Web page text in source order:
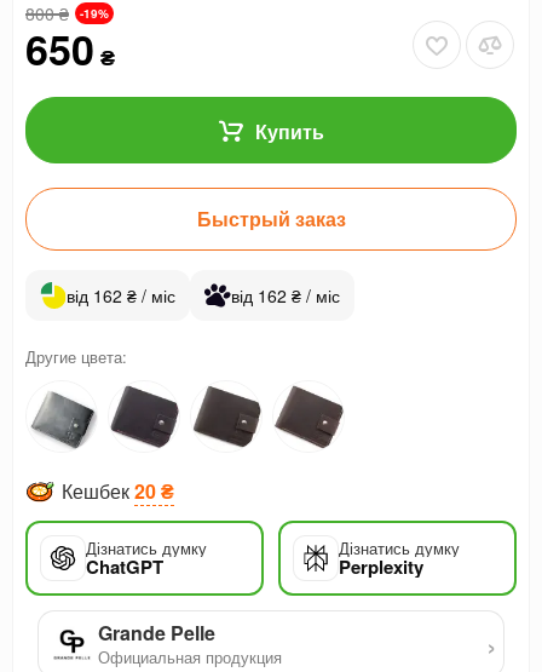
800₴ -19%
650 ₴
Купить
Быстрый заказ
від 162 ₴ / міс від 162 ₴ / міс
Другие цвета:
Кешбек20 ₴
Дізнатись думку
ChatGPT
Дізнатись думку
Perplexity
Grande Pelle
Официальная продукция ›